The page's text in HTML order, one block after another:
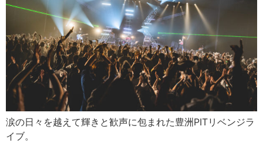
涙の日々を越えて輝きと歓声に包まれた豊洲PITリベンジラ
イブ。